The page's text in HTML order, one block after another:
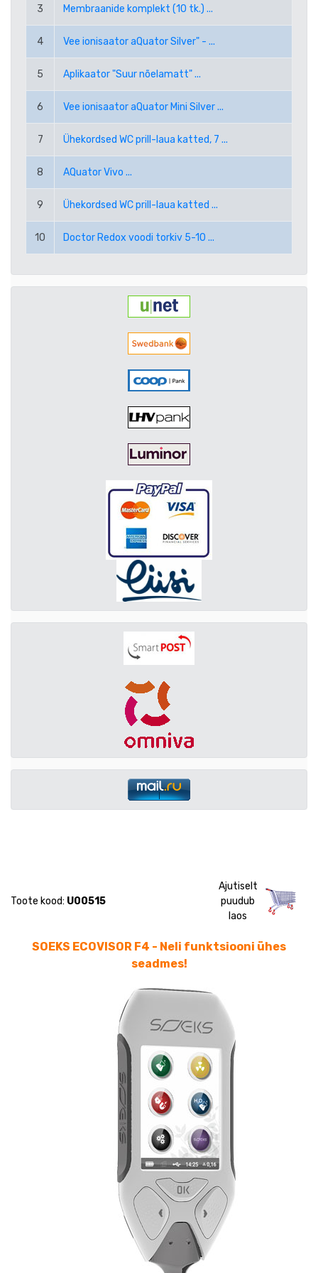
RUB VENEMAA RUBLA
SEK ROOTSI KROON
PPE PAYPAL (EUR)
3 Membraanide komplekt (10 tk.) ...
4 Vee ionisaator aQuator Silver" - ...
5 Aplikaator "Suur nõelamatt" ...
6 Vee ionisaator aQuator Mini Silver ...
7 Ühekordsed WC prill-laua katted, 7 ...
8 AQuator Vivo ...
9 Ühekordsed WC prill-laua katted ...
10 Doctor Redox voodi torkiv 5-10 ...
Toote kood: U00515
Ajutiselt
puudub
laos
SOEKS ECOVISOR F4 - Neli funktsiooni ühes
seadmes!